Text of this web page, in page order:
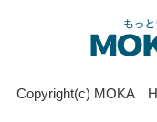
Copyright(c) MOKA